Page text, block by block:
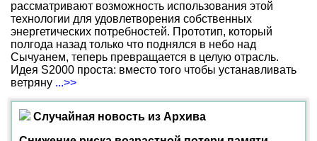
рассматривают возможность использования этой
технологии для удовлетворения собственных
энергетических потребностей. Прототип, который
полгода назад только что поднялся в небо над
Сычуанем, теперь превращается в целую отрасль.
Идея S2000 проста: вместо того чтобы устанавливать
ветряну ...>>
Случайная новость из Архива